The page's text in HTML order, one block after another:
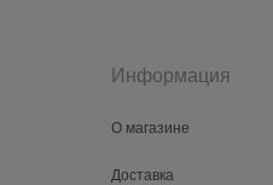
Информация
О магазине
Доставка